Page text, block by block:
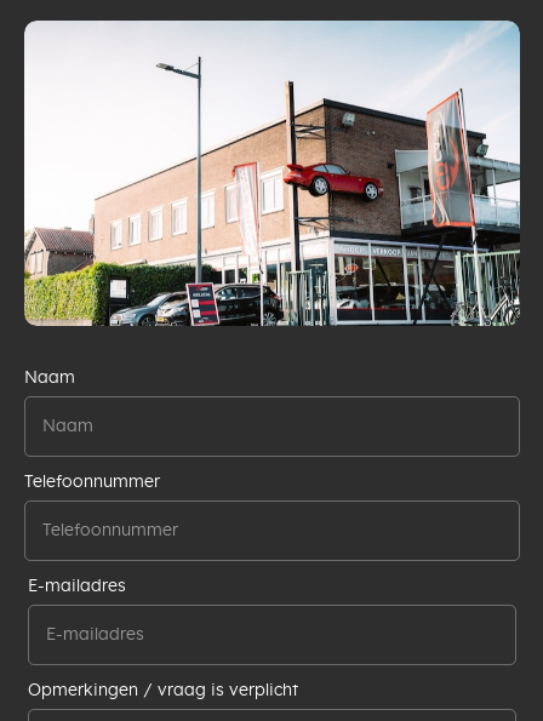
Naam
Telefoonnummer
E-mailadres
Opmerkingen / vraag is verplicht